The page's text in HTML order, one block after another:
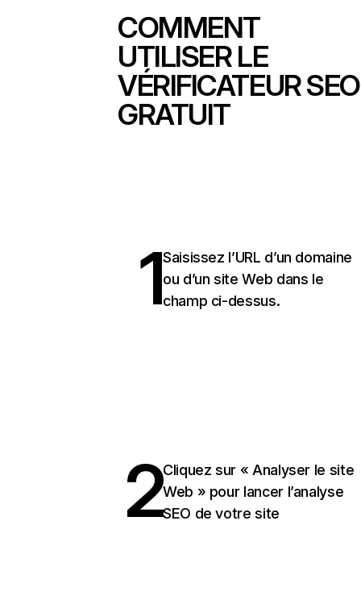
COMMENT
UTILISER LE
VÉRIFICATEUR SEO
GRATUIT
1Saisissez l’URL d’un domaine
ou d’un site Web dans le
champ ci-dessus.
2Cliquez sur « Analyser le site
Web » pour lancer l’analyse
SEO de votre site